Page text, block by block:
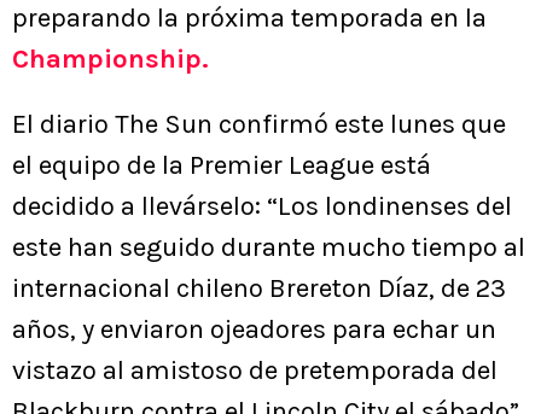
preparando la próxima temporada en la
Championship.
El diario The Sun confirmó este lunes que
el equipo de la Premier League está
decidido a llevárselo: “Los londinenses del
este han seguido durante mucho tiempo al
internacional chileno Brereton Díaz, de 23
años, y enviaron ojeadores para echar un
vistazo al amistoso de pretemporada del